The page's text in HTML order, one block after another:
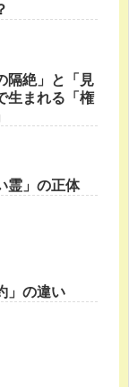
隔絶」と「見
生まれる「権
霊」の正体
」の違い